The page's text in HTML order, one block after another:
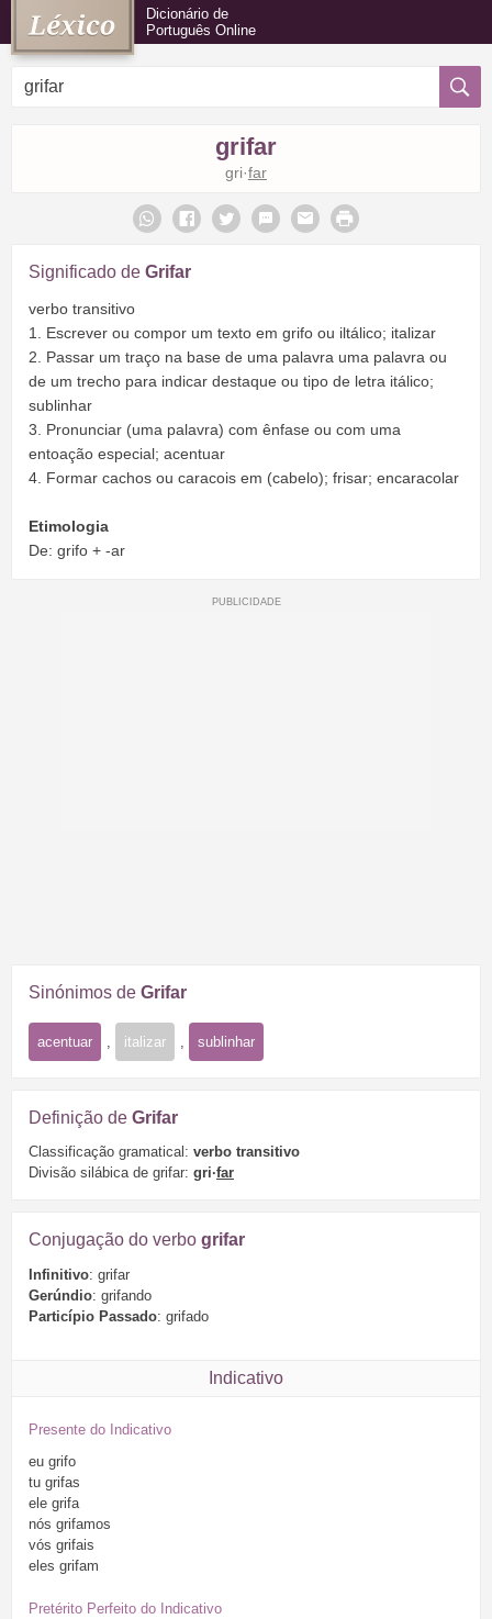
Dicionário de
Português Online
grifar
gri·far
Significado de Grifar
verbo transitivo
1. Escrever ou compor um texto em grifo ou iltálico; italizar
2. Passar um traço na base de uma palavra uma palavra ou
de um trecho para indicar destaque ou tipo de letra itálico;
sublinhar
3. Pronunciar (uma palavra) com ênfase ou com uma
entoação especial; acentuar
4. Formar cachos ou caracois em (cabelo); frisar; encaracolar
Etimologia
De: grifo + -ar
Sinónimos de Grifar
acentuar italizar sublinhar
Definição de Grifar
Classificação gramatical: verbo transitivo
Divisão silábica de grifar: gri·far
Conjugação do verbo grifar
Infinitivo: grifar
Gerúndio: grifando
Particípio Passado: grifado
Indicativo
Presente do Indicativo
eu grifo
tu grifas
ele grifa
nós grifamos
vós grifais
eles grifam
Pretérito Perfeito do Indicativo